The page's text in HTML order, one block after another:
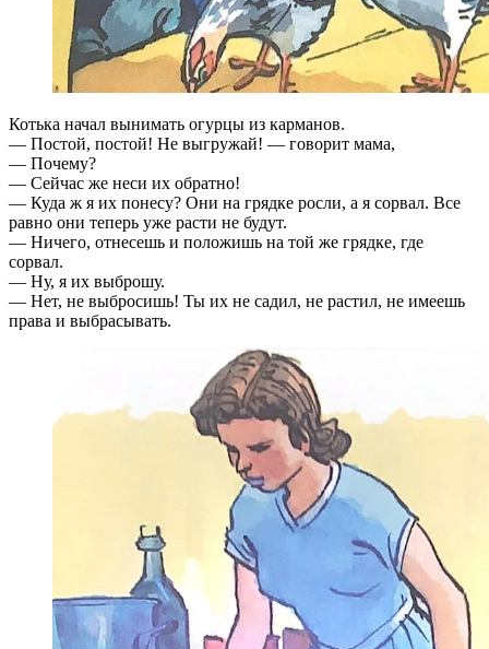
Котька начал вынимать огурцы из карманов.
— Постой, постой! Не выгружай! — говорит мама,
— Почему?
— Сейчас же неси их обратно!
— Куда ж я их понесу? Они на грядке росли, а я сорвал. Все
равно они теперь уже расти не будут.
— Ничего, отнесешь и положишь на той же грядке, где
сорвал.
— Ну, я их выброшу.
— Нет, не выбросишь! Ты их не садил, не растил, не имеешь
права и выбрасывать.